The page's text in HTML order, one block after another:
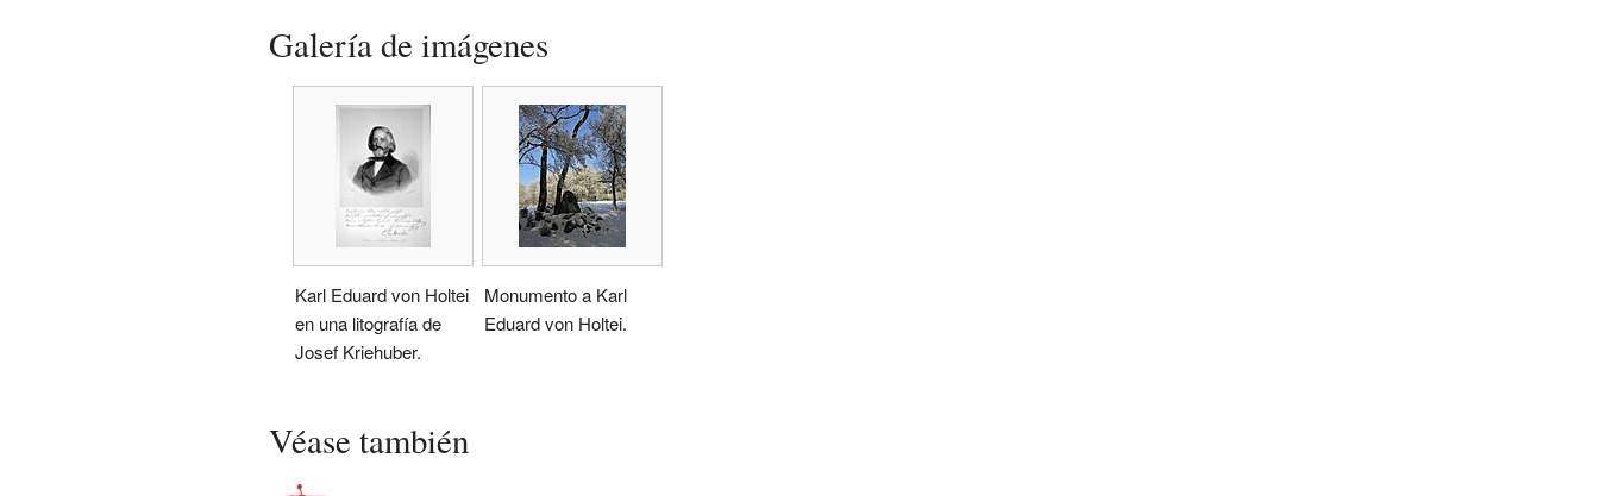
Galería de imágenes
Karl Eduard von Holtei
en una litografía de
Josef Kriehuber.
Monumento a Karl
Eduard von Holtei.
Véase también